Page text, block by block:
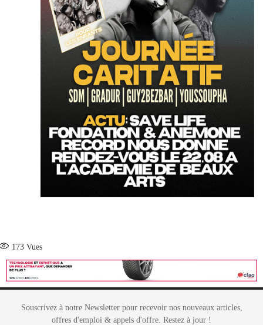
173 Vues
Souscrivez à notre Newsletter pour recevoir nos nouveaux articles,
offres d'emploi & appels d'offre. Restez à jour !